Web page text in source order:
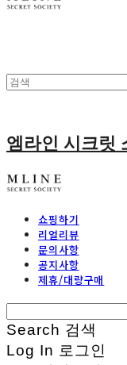
엠라인 시크릿
쇼핑하기
리얼리뷰
문의사항
공지사항
제휴/대량구매
Search 검색
Log In 로그인